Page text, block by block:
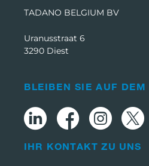
TADANO BELGIUM BV
Uranusstraat 6
3290 Diest
BLEIBEN SIE AUF DEM
IHR KONTAKT ZU UNS